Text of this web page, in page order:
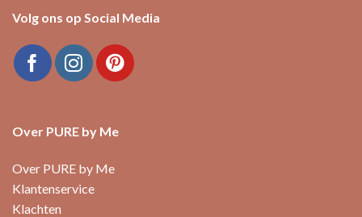
Volg ons op Social Media
Over PURE by Me
Over PURE by Me
Klantenservice
Klachten